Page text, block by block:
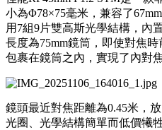
小為Φ78×75毫米，兼容了
用7組9片雙高斯光學結構，內
長度為75mm鏡筒，即使對焦
包裹在鏡筒之內，實現了內對
鏡頭最近對焦距離為0.45米，
光圈、光學結構簡單而低價犧